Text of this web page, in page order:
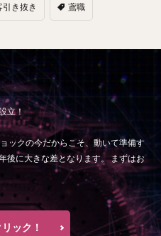
引き抜き 鳶職
立！
ックの今だからこそ、動いて準備す
後に大きな差となります。 まずはお
ック！